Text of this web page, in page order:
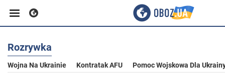
Biznes
Rozrywka
Wojna Na Ukrainie Kontratak AFU Pomoc Wojskowa Dla